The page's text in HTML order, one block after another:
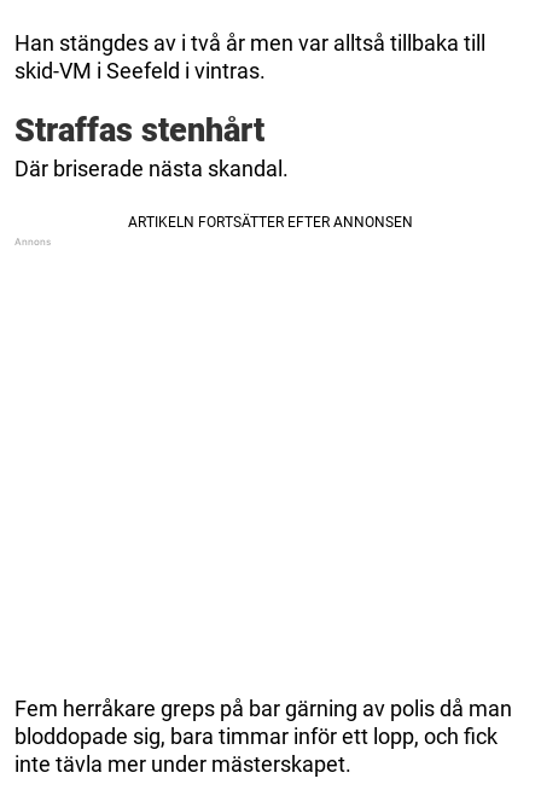
Han stängdes av i två år men var alltså tillbaka till
skid-VM i Seefeld i vintras.
Straffas stenhårt
Där briserade nästa skandal.
Fem herråkare greps på bar gärning av polis då man
bloddopade sig, bara timmar inför ett lopp, och fick
inte tävla mer under mästerskapet.